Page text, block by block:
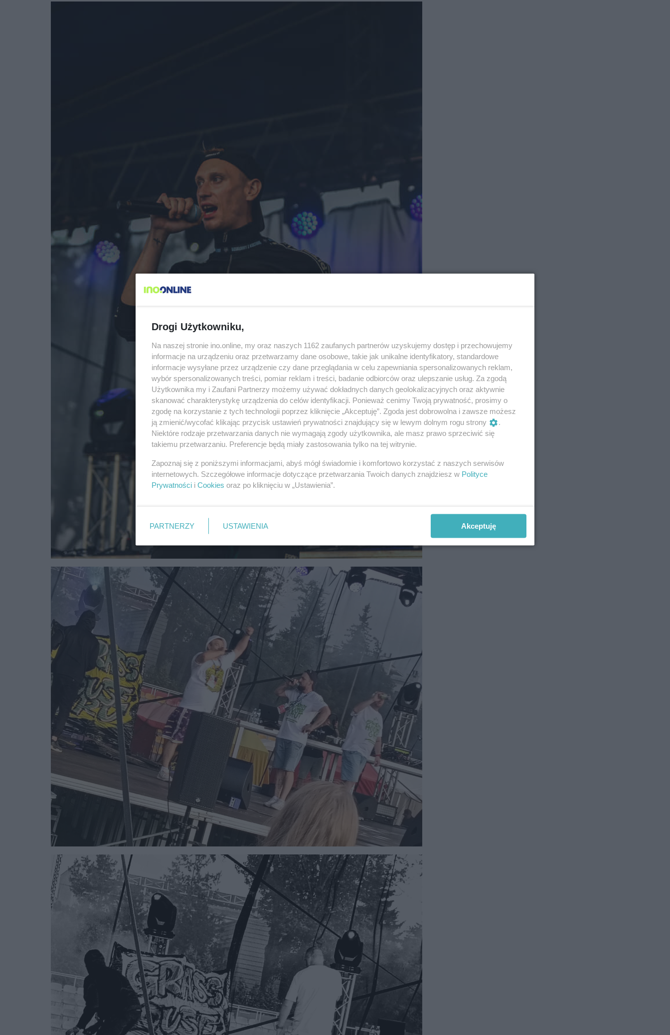
Drogi Użytkowniku,
Na naszej stronie ino.online, my oraz naszych 1162 zaufanych partnerów uzyskujemy dostęp i przechowujemy
informacje na urządzeniu oraz przetwarzamy dane osobowe, takie jak unikalne identyfikatory, standardowe
informacje wysyłane przez urządzenie czy dane przeglądania w celu zapewniania spersonalizowanych reklam,
wybór spersonalizowanych treści, pomiar reklam i treści, badanie odbiorców oraz ulepszanie usług. Za zgodą
Użytkownika my i Zaufani Partnerzy możemy używać dokładnych danych geolokalizacyjnych oraz aktywnie
skanować charakterystykę urządzenia do celów identyfikacji. Ponieważ cenimy Twoją prywatność, prosimy o
zgodę na korzystanie z tych technologii poprzez kliknięcie „Akceptuję”. Zgoda jest dobrowolna i zawsze możesz
ją zmienić/wycofać klikając przycisk ustawień prywatności znajdujący się w lewym dolnym rogu strony
.
Niektóre rodzaje przetwarzania danych nie wymagają zgody użytkownika, ale masz prawo sprzeciwić się
takiemu przetwarzaniu. Preferencje będą miały zastosowania tylko na tej witrynie.
Zapoznaj się z poniższymi informacjami, abyś mógł świadomie i komfortowo korzystać z naszych serwisów
internetowych. Szczegółowe informacje dotyczące przetwarzania Twoich danych znajdziesz w Polityce
Prywatności i Cookies oraz po kliknięciu w „Ustawienia”.
PARTNERZY USTAWIENIA Akceptuję